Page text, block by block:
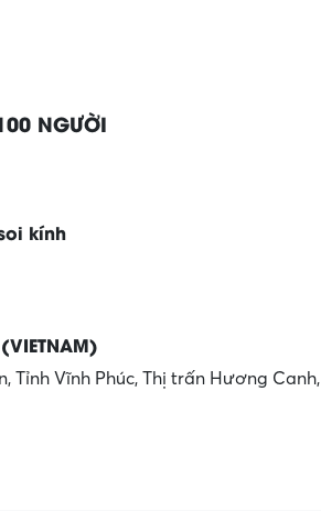
NGƯỜI
kính
Tỉnh Vĩnh Phúc, Thị trấn Hương Canh,